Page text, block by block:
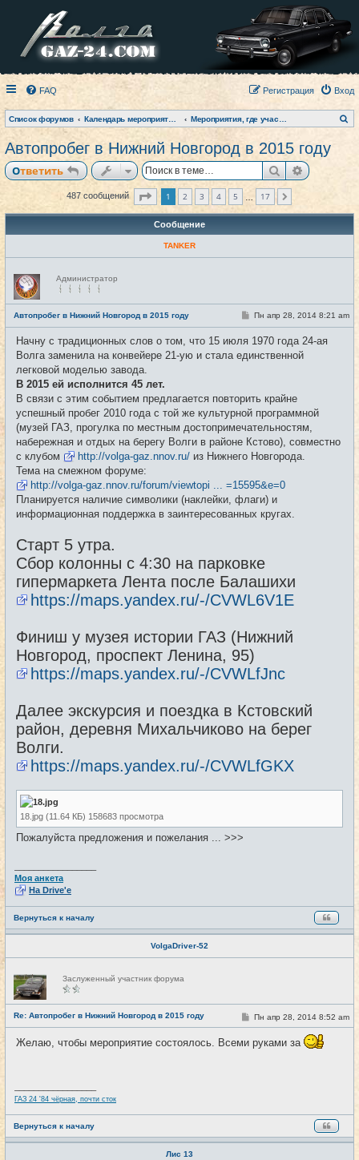
FAQ Вход
Регистрация
Список форумов
о
Автопробег в Нижний Новгород в 2015 году
Ответить Поиск
487 сообщений Страница из
1 2 3 4 5 17
Сообщение
TANKER
Н
е
в
с
е
т
и
Администратор
Автопробег в Нижний Новгород в 2015 году #1
С
б
щ
Пн апр 28, 2014 8:21 am
Начну с традиционных слов о том, что 15 июля 1970 года 24-ая
Волга заменила на конвейере 21-ую и стала единственной
легковой моделью завода.
В 2015 ей исполнится 45 лет.
В связи с этим событием предлагается повторить крайне
успешный пробег 2010 года с той же культурной программной
(музей ГАЗ, прогулка по местным достопримечательностям,
набережная и отдых на берегу Волги в районе Кстово), совместно
с клубом
http://volga-gaz.nnov.ru/ из Нижнего Новгорода.
Тема на смежном форуме:
http://volga-gaz.nnov.ru/forum/viewtopi ... =15595&e=0
Планируется наличие символики (наклейки, флаги) и
информационная поддержка в заинтересованных кругах.
Старт 5 утра.
Сбор колонны с 4:30 на парковке
гипермаркета Лента после Балашихи
https://maps.yandex.ru/-/CVWL6V1E
Финиш у музея истории ГАЗ (Нижний
Новгород, проспект Ленина, 95)
https://maps.yandex.ru/-/CVWLfJnc
Далее экскурсия и поездка в Кстовский
район, деревня Михальчиково на берег
Волги.
https://maps.yandex.ru/-/CVWLfGKX
18.jpg (11.64 КБ) 158683 просмотра
Пожалуйста предложения и пожелания ... >>>
Моя анкета
На Drive'e
Вернуться к началу
VolgaDriver-52
Н
е
в
с
е
т
и
Заслуженный участник форума
Re: Автопробег в Нижний Новгород в 2015 году #2
С
о
б
Пн апр 28, 2014 8:52 am
Желаю, чтобы мероприятие состоялось. Всеми руками за
ГАЗ 24 '84 чёрная, почти сток
Вернуться к началу
Лис 13